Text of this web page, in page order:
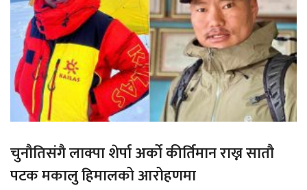
चुनौतिसंगै लाक्पा शेर्पा अर्को कीर्तिमान राख्न सातौ
पटक मकालु हिमालको आरोहणमा